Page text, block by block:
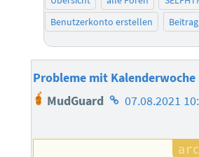
Benutzerkonto erstellen
Probleme mit Kalenderwoche
MudGuard Homepage
Autors
07.08.2021